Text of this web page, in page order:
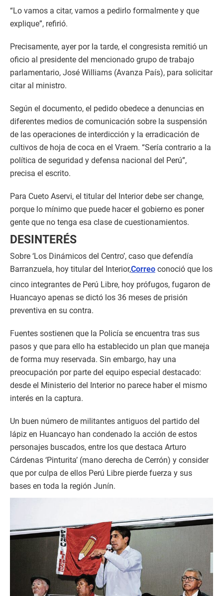
“Lo vamos a citar, vamos a pedirlo formalmente y que
explique”, refirió.
Precisamente, ayer por la tarde, el congresista remitió un
oficio al presidente del mencionado grupo de trabajo
parlamentario, José Williams (Avanza País), para solicitar
citar al ministro.
Según el documento, el pedido obedece a denuncias en
diferentes medios de comunicación sobre la suspensión
de las operaciones de interdicción y la erradicación de
cultivos de hoja de coca en el Vraem. “Sería contrario a la
política de seguridad y defensa nacional del Perú”,
precisa el escrito.
Para Cueto Aservi, el titular del Interior debe ser change,
porque lo mínimo que puede hacer el gobierno es poner
gente que no tenga esa clase de cuestionamientos.
DESINTERÉS
Sobre ‘Los Dinámicos del Centro’, caso que defendía
Barranzuela, hoy titular del Interior,Correo conoció que los
cinco integrantes de Perú Libre, hoy prófugos, fugaron de
Huancayo apenas se dictó los 36 meses de prisión
preventiva en su contra.
Fuentes sostienen que la Policía se encuentra tras sus
pasos y que para ello ha establecido un plan que maneja
de forma muy reservada. Sin embargo, hay una
preocupación por parte del equipo especial destacado:
desde el Ministerio del Interior no parece haber el mismo
interés en la captura.
Un buen número de militantes antiguos del partido del
lápiz en Huancayo han condenado la acción de estos
personajes buscados, entre los que destaca Arturo
Cárdenas ‘Pinturita’ (mano derecha de Cerrón) y consider
que por culpa de ellos Perú Libre pierde fuerza y sus
bases en toda la región Junín.